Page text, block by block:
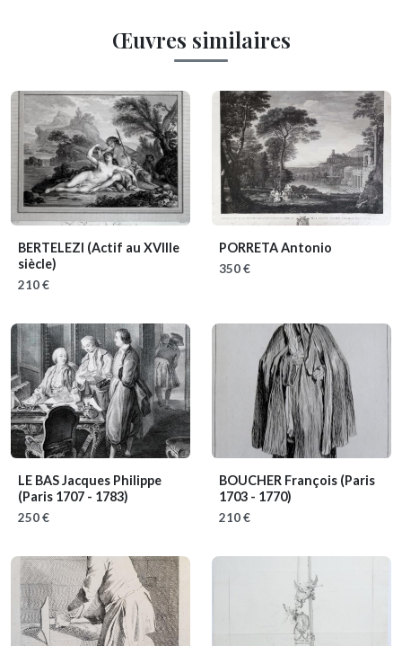
Œuvres similaires
BERTELEZI (Actif au XVIIIe
siècle)
210 €
PORRETA Antonio
350 €
LE BAS Jacques Philippe
(Paris 1707 - 1783)
250 €
BOUCHER François (Paris
1703 - 1770)
210 €